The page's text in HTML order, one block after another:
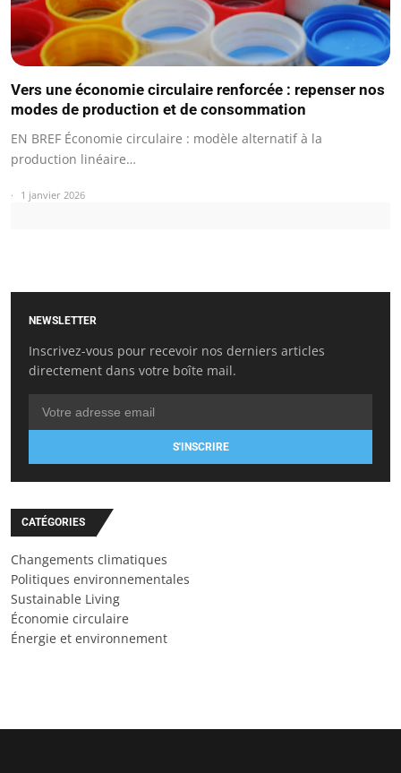
Vers une économie circulaire renforcée : repenser nos
modes de production et de consommation
EN BREF Économie circulaire : modèle alternatif à la
production linéaire…
1 janvier 2026
NEWSLETTER
Inscrivez-vous pour recevoir nos derniers articles
directement dans votre boîte mail.
S'INSCRIRE
CATÉGORIES
Changements climatiques
Politiques environnementales
Sustainable Living
Économie circulaire
Énergie et environnement